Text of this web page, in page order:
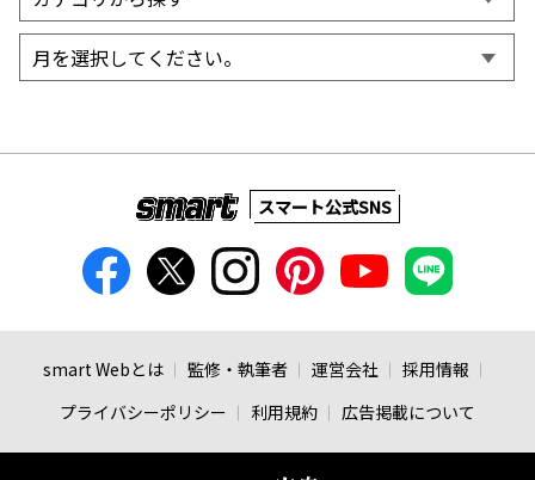
スマート公式SNS
smart Webとは 監修・執筆者 運営会社
採用情報
プライバシーポリシー
利用規約 広告掲載について